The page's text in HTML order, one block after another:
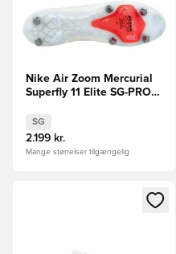
Nike Air Zoom Mercurial
Superfly 11 Elite SG-PRO
SG
2.199 kr.
Mange størrelser tilgængelig
Åbner en Modal til at